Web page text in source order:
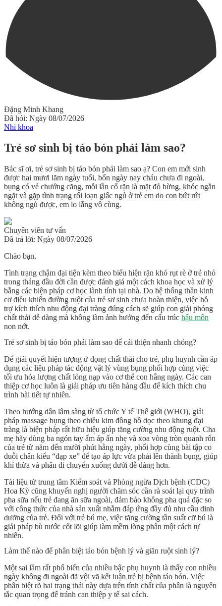
Đặng Minh Khang
Đã hỏi: Ngày 08/07/2026
Nhi khoa
Trẻ sơ sinh bị táo bón phải làm sao?
Bác sĩ ơi, trẻ sơ sinh bị táo bón phải làm sao ạ? Con em mới sinh
được hai mươi lăm ngày tuổi, bốn ngày nay cháu chưa đi ngoài,
bụng có vẻ chướng căng, mỗi lần cố rặn là mặt đỏ bừng, khóc ngằn
ngặt và gặp tình trạng rối loạn giấc ngủ ở trẻ em do con bứt rứt
không ngủ được, em lo lắng vô cùng.
Chuyên viên tư vấn
Đã trả lời: Ngày 08/07/2026
Chào bạn,
Tình trạng chậm đại tiện kèm theo biểu hiện rặn khó rụt rè ở trẻ nhỏ
trong tháng đầu đời cần được đánh giá một cách khoa học và xử lý
bằng các biện pháp cơ học lành tính tại nhà. Do hệ thống thần kinh
cơ điều khiển đường ruột của trẻ sơ sinh chưa hoàn thiện, việc hỗ
trợ kích thích nhu động đại tràng đúng cách sẽ giúp con giải phóng
chất thải dễ dàng mà không làm ảnh hưởng đến cấu trúc hậu môn
non nớt.
Trẻ sơ sinh bị táo bón phải làm sao để cải thiện nhanh chóng?
Để giải quyết hiện tượng ứ đọng chất thải cho trẻ, phụ huynh cần áp
dụng các liệu pháp tác động vật lý vùng bụng phối hợp cùng việc
tối ưu hóa lượng chất lỏng nạp vào cơ thể con hằng ngày. Các can
thiệp cơ học luôn là giải pháp ưu tiên hàng đầu để kích thích chu
trình bài tiết tự nhiên.
Theo hướng dẫn lâm sàng từ tổ chức Y tế Thế giới (WHO), giải
pháp massage bụng theo chiều kim đồng hồ dọc theo khung đại
tràng là biện pháp rất hữu hiệu giúp tăng cường nhu động ruột. Cha
mẹ hãy dùng ba ngón tay ấm áp ấn nhẹ và xoa vòng tròn quanh rốn
của trẻ từ năm đến mười phút hằng ngày, phối hợp cùng bài tập co
duỗi chân kiểu “đạp xe” để tạo áp lực vừa phải lên thành bụng, giúp
khí thừa và phân di chuyển xuống dưới dễ dàng hơn.
Tài liệu từ trung tâm Kiểm soát và Phòng ngừa Dịch bệnh (CDC)
Hoa Kỳ cũng khuyến nghị người chăm sóc cần rà soát lại quy trình
pha sữa nếu trẻ đang ăn sữa ngoài, đảm bảo không pha quá đặc so
với công thức của nhà sản xuất nhằm đáp ứng đầy đủ nhu cầu dinh
dưỡng của trẻ. Đối với trẻ bú mẹ, việc tăng cường tần suất cữ bú là
giải pháp bù nước cốt lõi giúp làm mềm lòng phân một cách tự
nhiên.
Làm thế nào để phân biệt táo bón bệnh lý và giãn ruột sinh lý?
Một sai lầm rất phổ biến của nhiều bậc phụ huynh là thấy con nhiều
ngày không đi ngoài đã vội vã kết luận trẻ bị bệnh táo bón. Việc
phân biệt rõ hai trạng thái này dựa trên tính chất của phân là nguyên
tắc quan trọng để tránh can thiệp y tế sai cách.